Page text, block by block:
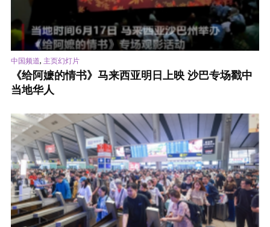
中国频道, 主页幻灯片
《给阿嬷的情书》马来西亚明日上映 沙巴专场戳中
当地华人